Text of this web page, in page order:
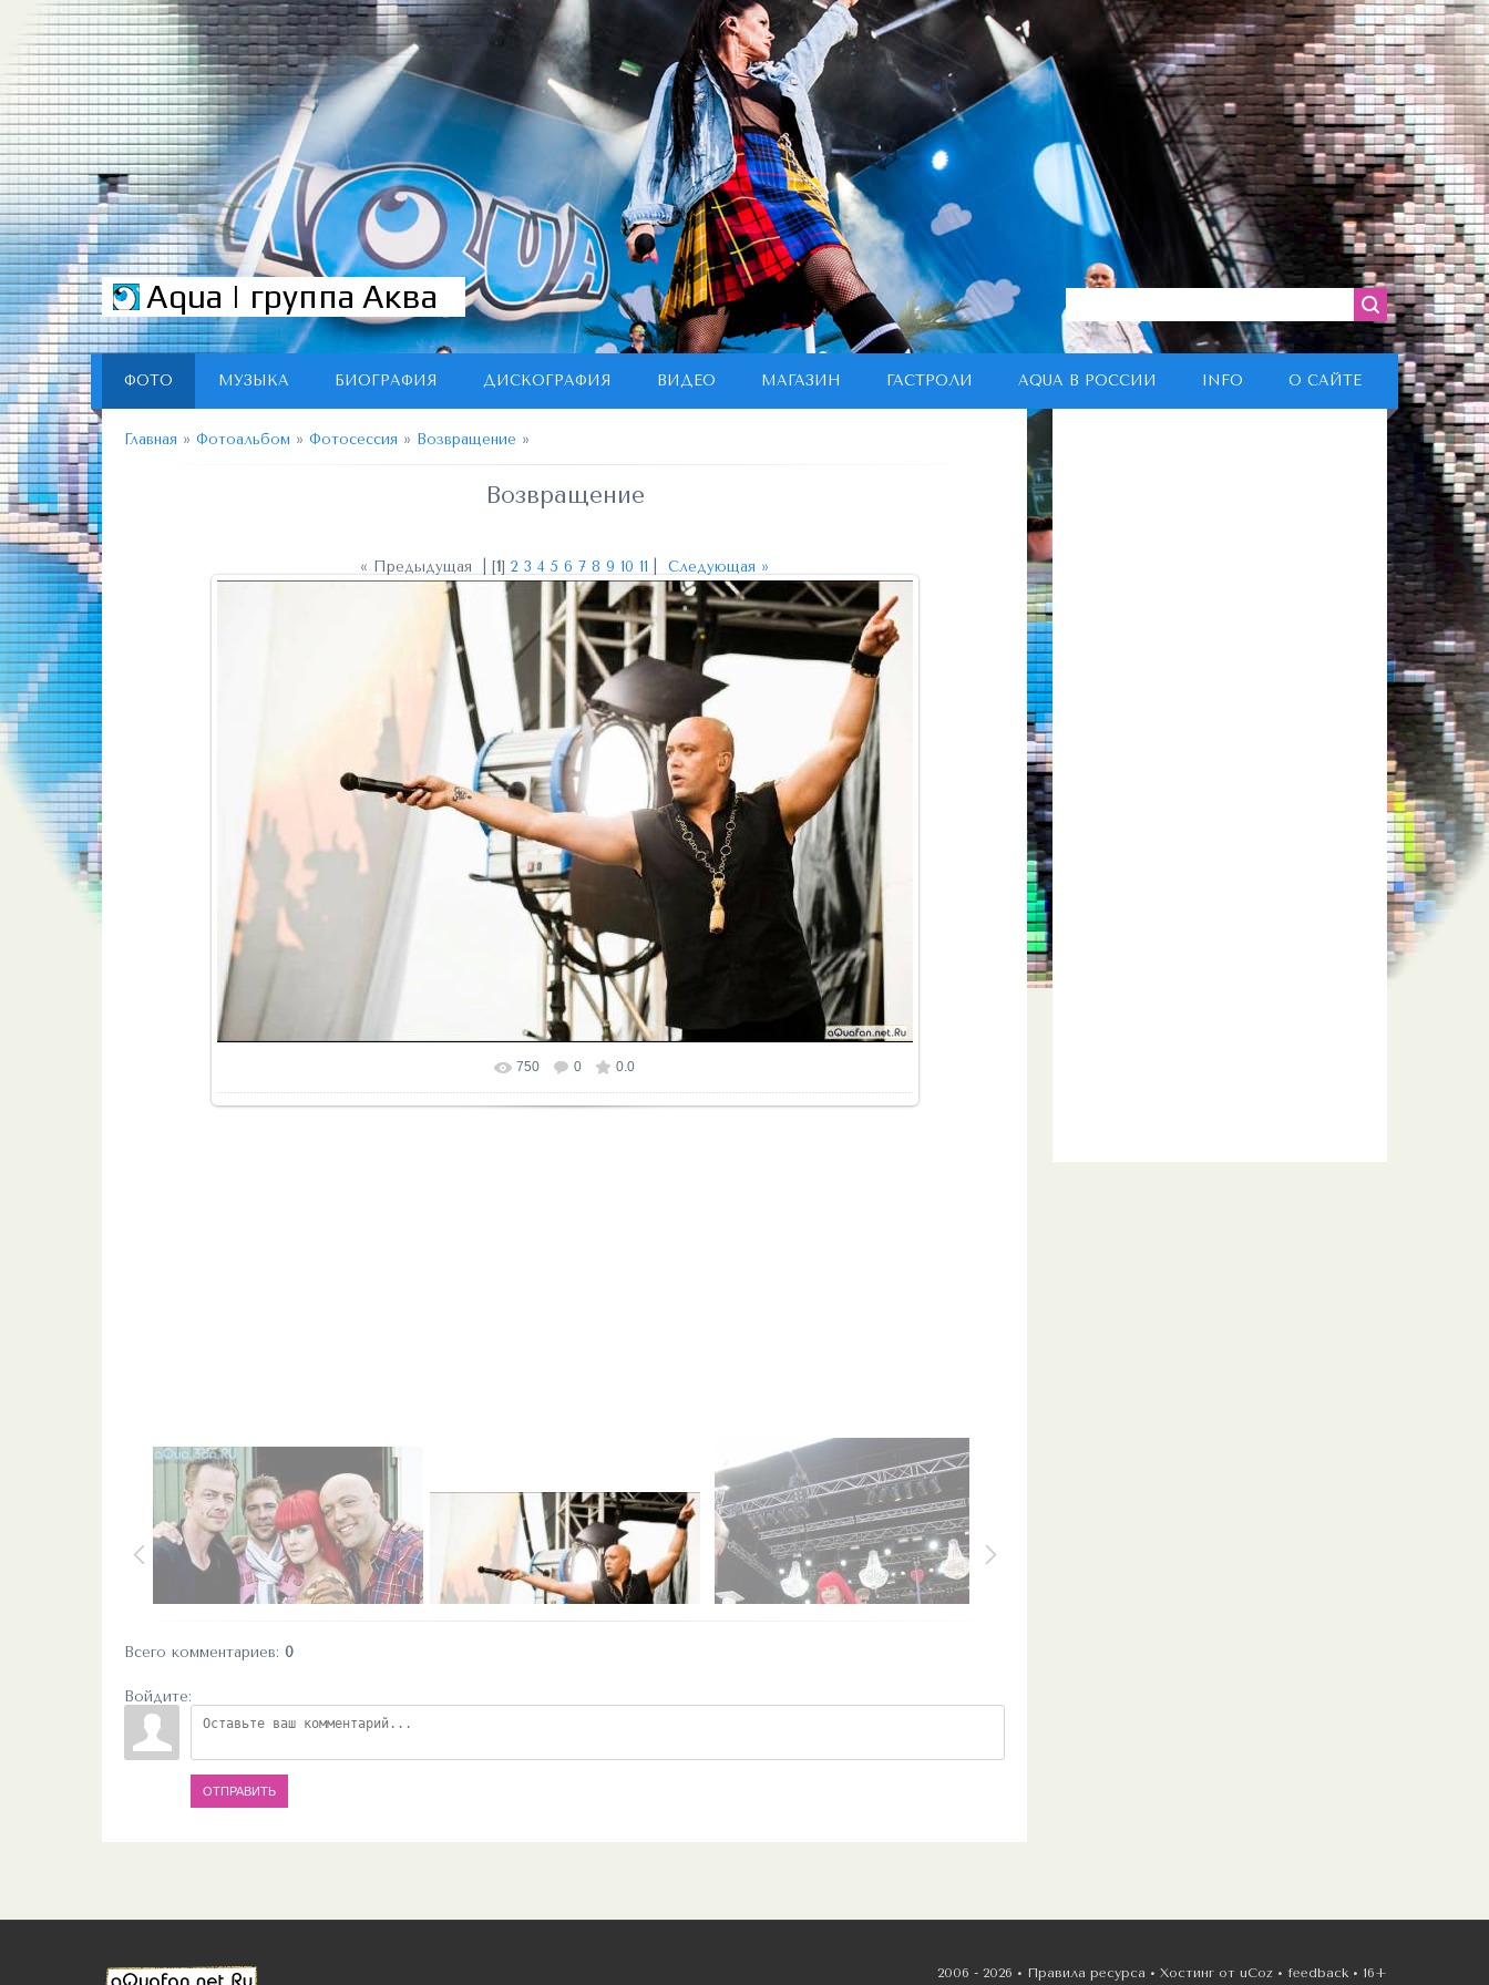
Aqua | группа Аква
ФОТО МУЗЫКА БИОГРАФИЯ ДИСКОГРАФИЯ ВИДЕО МАГАЗИН ГАСТРОЛИ AQUA В РОССИИ INFO О САЙТЕ
Главная » Фотоальбом » Фотосессия » Возвращение »
Возвращение
« Предыдущая | [1]2 3 4 5 6 7 8 9 10 11 |Следующая »
Размер фотографии: 1134x753
750 0 0.0
Всего комментариев: 0
Войдите:
ОТПРАВИТЬ
2006 - 2026 • Правила ресурса • Хостинг от uCoz • feedback • 16+